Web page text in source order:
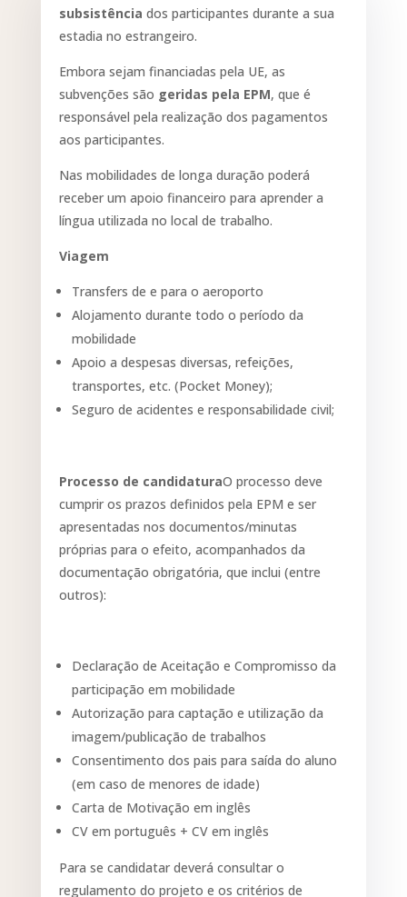
subsistência dos participantes durante a sua
estadia no estrangeiro.
Embora sejam financiadas pela UE, as
subvenções são geridas pela EPM, que é
responsável pela realização dos pagamentos
aos participantes.
Nas mobilidades de longa duração poderá
receber um apoio financeiro para aprender a
língua utilizada no local de trabalho.
Viagem
Transfers de e para o aeroporto
Alojamento durante todo o período da
mobilidade
Apoio a despesas diversas, refeições,
transportes, etc. (Pocket Money);
Seguro de acidentes e responsabilidade civil;
Processo de candidaturaO processo deve
cumprir os prazos definidos pela EPM e ser
apresentadas nos documentos/minutas
próprias para o efeito, acompanhados da
documentação obrigatória, que inclui (entre
outros):
Declaração de Aceitação e Compromisso da
participação em mobilidade
Autorização para captação e utilização da
imagem/publicação de trabalhos
Consentimento dos pais para saída do aluno
(em caso de menores de idade)
Carta de Motivação em inglês
CV em português + CV em inglês
Para se candidatar deverá consultar o
regulamento do projeto e os critérios de